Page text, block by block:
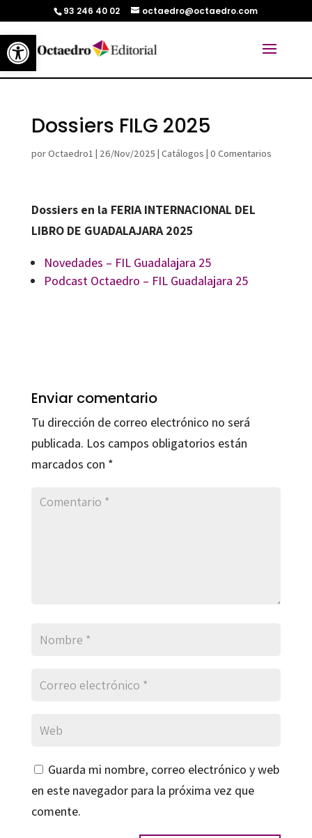
Abrir barra de herramientas
93 246 40 02 octaedro@octaedro.com
Dossiers FILG 2025
porOctaedro1 | 26/Nov/2025 | Catálogos | 0 Comentarios
Dossiers en la FERIA INTERNACIONAL DEL
LIBRO DE GUADALAJARA 2025
Novedades – FIL Guadalajara 25
Podcast Octaedro – FIL Guadalajara 25
Enviar comentario
Tu dirección de correo electrónico no será
publicada. Los campos obligatorios están
marcados con *
Guarda mi nombre, correo electrónico y web
en este navegador para la próxima vez que
comente.